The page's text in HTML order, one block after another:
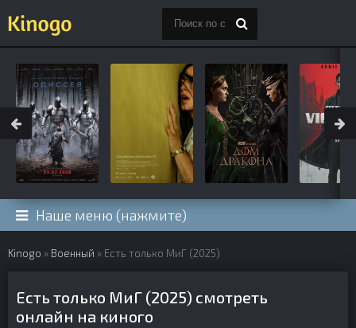
Наше меню (нажмите)
Kinogo » Военный » Есть только МиГ (2025)
Есть только МиГ (2025) смотреть
онлайн на киного